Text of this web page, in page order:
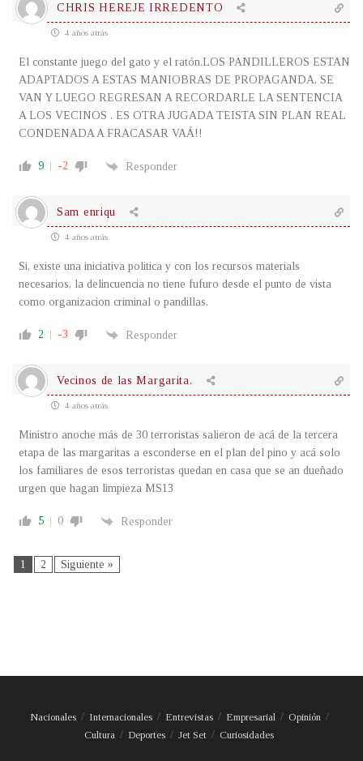
CHRIS HEREJE IRREDENTO
4 años atrás
El constante juego del gato y el ratón.LOS PANDILLEROS ESTAN
ADAPTADOS A ESTAS MANIOBRAS DE PROPAGANDA, SE
VAN Y LUEGO REGRESAN A RECORDARLE LA SENTENCIA
A LOS VECINOS . ES OTRA JUGADA TEISTA SIN PLAN REAL
CONDENADA A FRACASAR VAÁ!!
9 -2 Responder
Sam enriqu
4 años atrás
Si, existe una iniciativa politica y con los recursos materials
necesarios, la delincuencia no tiene fufuro desde el punto de vista
como organizacion criminal o pandillas.
2 -3 Responder
Vecinos de las Margarita.
4 años atrás
Ministro anoche más de 30 terroristas salieron de acá de la tercera
etapa de las margaritas a esconderse en el plan del pino y acá solo
los familiares de esos terroristas quedan en casa que se an dueñado
urgen que hagan limpieza MS13
5 0 Responder
1 2 Siguiente »
Nacionales Internacionales Entrevistas Empresarial
Opinión
Cultura
Deportes Jet Set Curiosidades